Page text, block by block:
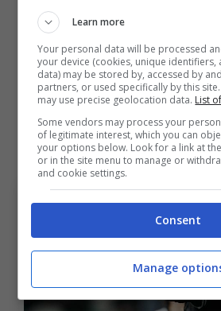
sono molto vicine alla
del Ferencváros, obiettivo
anche nel mirino della Lazio.
Il piano del Bologna
Camara
Learn more
Your personal data will be processed
your device (cookies, unique identifiers,
data) may be stored by, accessed by
partners, or used specifically by this
may use precise geolocation data. List
Some vendors may process your
of legitimate interest, which you can
your options below. Look for a link at
or in the site menu to manage or
and cookie settings.
Consent
Manage